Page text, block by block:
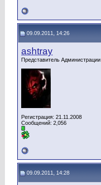
09.09.2011, 14:26
ashtray
Представитель Администрации
Регистрация: 21.11.2008
Сообщений: 2,056
09.09.2011, 14:28